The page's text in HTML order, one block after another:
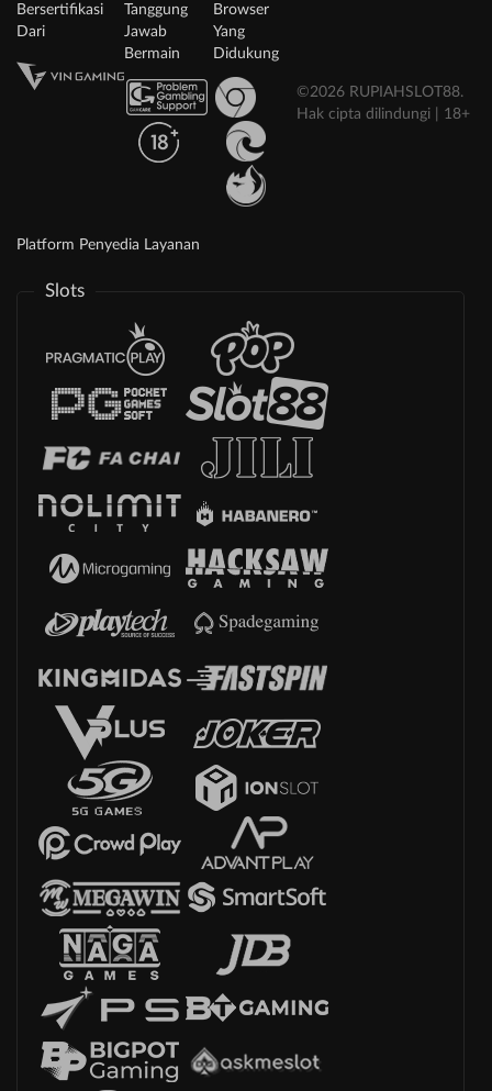
Bersertifikasi
Dari
Tanggung
Jawab
Bermain
Browser
Yang
Didukung
©2026 RUPIAHSLOT88.
Hak cipta dilindungi | 18+
Platform Penyedia Layanan
Slots